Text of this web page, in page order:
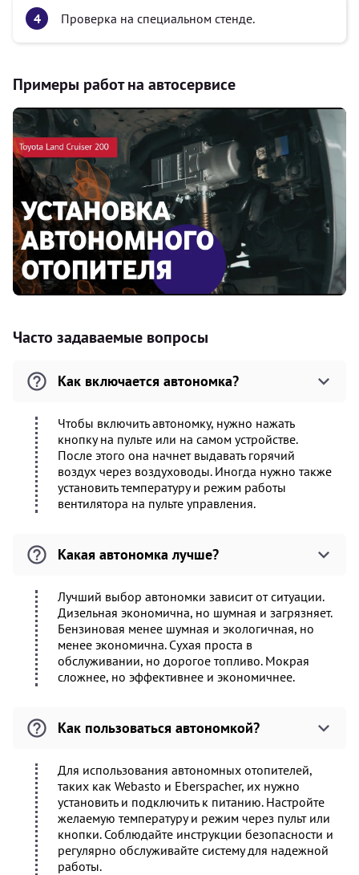
Проверка на специальном стенде.
Примеры работ на автосервисе
Часто задаваемые вопросы
Как включается автономка?
Чтобы включить автономку, нужно нажать
кнопку на пульте или на самом устройстве.
После этого она начнет выдавать горячий
воздух через воздуховоды. Иногда нужно также
установить температуру и режим работы
вентилятора на пульте управления.
Какая автономка лучше?
Лучший выбор автономки зависит от ситуации.
Дизельная экономична, но шумная и загрязняет.
Бензиновая менее шумная и экологичная, но
менее экономична. Сухая проста в
обслуживании, но дорогое топливо. Мокрая
сложнее, но эффективнее и экономичнее.
Как пользоваться автономкой?
Для использования автономных отопителей,
таких как Webasto и Eberspacher, их нужно
установить и подключить к питанию. Настройте
желаемую температуру и режим через пульт или
кнопки. Соблюдайте инструкции безопасности и
регулярно обслуживайте систему для надежной
работы.